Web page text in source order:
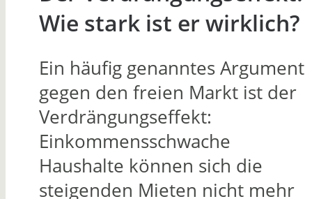
Wie stark ist er wirklich?
Ein häufig genanntes Argument
gegen den freien Markt ist der
Verdrängungseffekt:
Einkommensschwache
Haushalte können sich die
steigenden Mieten nicht mehr